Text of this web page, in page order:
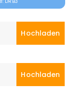
Hochladen
Hochladen